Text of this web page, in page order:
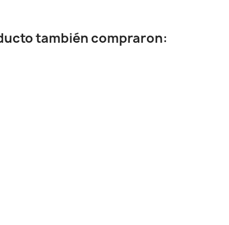
también compraron: